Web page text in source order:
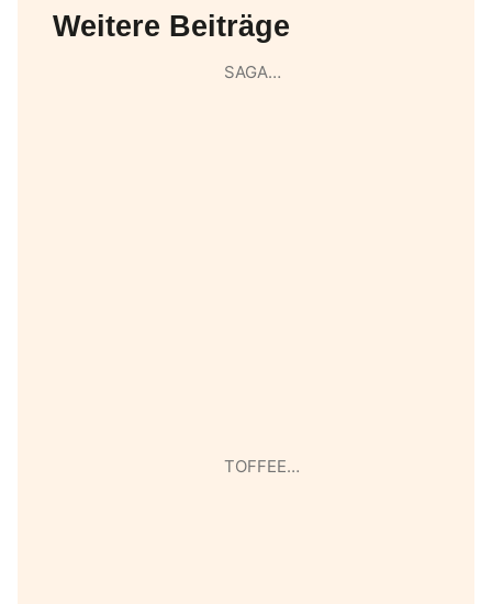
Weitere Beiträge
SAGA…
TOFFEE…